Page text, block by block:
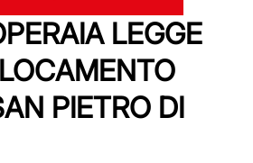
LEGGE
PIETRO DI